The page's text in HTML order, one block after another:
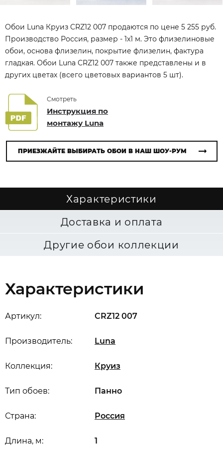
Обои Luna Круиз CRZ12 007 продаются по цене 5 255 руб.
Производство Россия, размер - 1x1 м. Это флизелиновые
обои, основа флизелин, покрытие флизелин, фактура
гладкая. Обои Luna CRZ12 007 также представлены и в
других цветах (всего цветовых вариантов 5 шт).
Смотреть
Инструкция по
монтажу Luna
ПРИЕЗЖАЙТЕ ВЫБИРАТЬ ОБОИ В НАШ ШОУ-РУМ
Характеристики
Доставка и оплата
Другие обои коллекции
Характеристики
Артикул: CRZ12 007
Производитель: Luna
Коллекция: Круиз
Длина, м: 1
Страна: Россия
Тип обоев: Панно